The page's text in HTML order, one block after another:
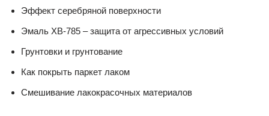
Эффект серебряной поверхности
Эмаль ХВ-785 – защита от агрессивных условий
Грунтовки и грунтование
Как покрыть паркет лаком
Смешивание лакокрасочных материалов